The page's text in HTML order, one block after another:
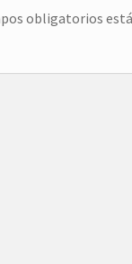
obligatorios